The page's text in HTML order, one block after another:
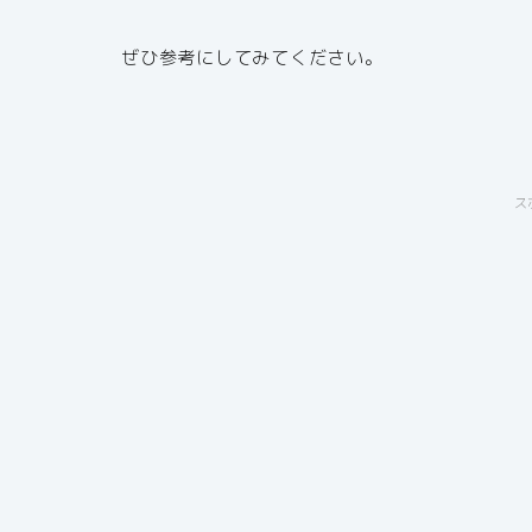
ぜひ参考にしてみてください。
ス